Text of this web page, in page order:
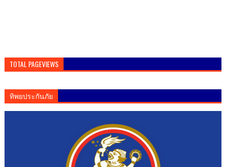
TOTAL PAGEVIEWS
ทิพยประกันภัย